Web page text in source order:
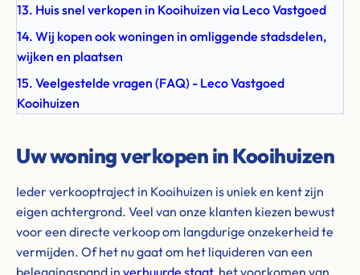
13. Huis snel verkopen in Kooihuizen via Leco Vastgoed
14. Wij kopen ook woningen in omliggende stadsdelen,
wijken en plaatsen
15. Veelgestelde vragen (FAQ) - Leco Vastgoed
Kooihuizen
Uw woning verkopen in Kooihuizen
Ieder verkooptraject in Kooihuizen is uniek en kent zijn
eigen achtergrond. Veel van onze klanten kiezen bewust
voor een directe verkoop om langdurige onzekerheid te
vermijden. Of het nu gaat om het liquideren van een
beleggingspand in verhuurde staat, het voorkomen van